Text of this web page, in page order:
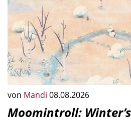
von Mandi 08.08.2026
Moomintroll: